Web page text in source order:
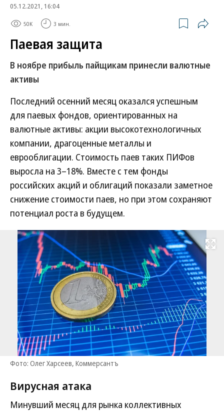
05.12.2021, 16:04
50K 3 мин.
Паевая защита
В ноябре прибыль пайщикам принесли валютные
активы
Последний осенний месяц оказался успешным
для паевых фондов, ориентированных на
валютные активы: акции высокотехнологичных
компании, драгоценные металлы и
еврооблигации. Стоимость паев таких ПИФов
выросла на 3–18%. Вместе с тем фонды
российских акций и облигаций показали заметное
снижение стоимости паев, но при этом сохраняют
потенциал роста в будущем.
Развернуть
Фото: Олег Харсеев, Коммерсантъ
Вирусная атака
Минувший месяц для рынка коллективных